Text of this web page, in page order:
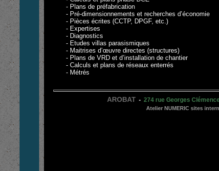
- Plans de préfabrication
- Pré-dimensionnements et recherches d’économie
- Pièces écrites (CCTP, DPGF, etc.)
- Expertises
- Diagnostics
- Etudes villas parasismiques
- Maitrises d’œuvre directes (structures)
- Plans de VRD et d’installation de chantier
- Calculs et plans de réseaux enterrés
- Métrés
AROBAT - 274 rue Georges
Atelier NUMERIC sites